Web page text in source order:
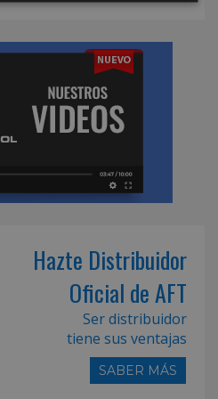
Hazte Distribuidor
Oficial de AFT
Ser distribuidor
tiene sus ventajas
SABER MÁS